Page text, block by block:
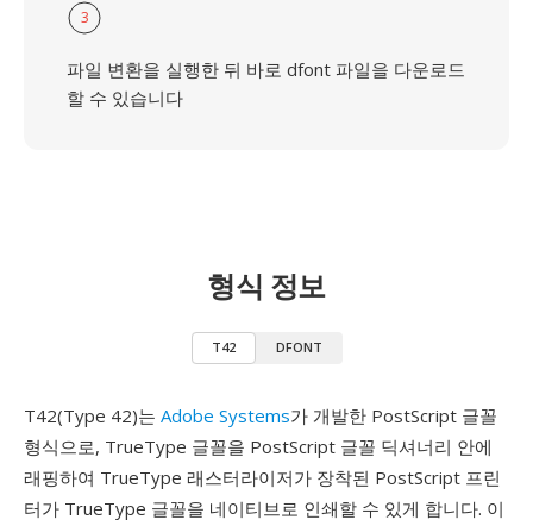
3
파일 변환을 실행한 뒤 바로 dfont 파일을 다운로드
할 수 있습니다
형식 정보
T42 DFONT
T42(Type 42)는 Adobe Systems가 개발한 PostScript 글꼴
형식으로, TrueType 글꼴을 PostScript 글꼴 딕셔너리 안에
래핑하여 TrueType 래스터라이저가 장착된 PostScript 프린
터가 TrueType 글꼴을 네이티브로 인쇄할 수 있게 합니다. 이